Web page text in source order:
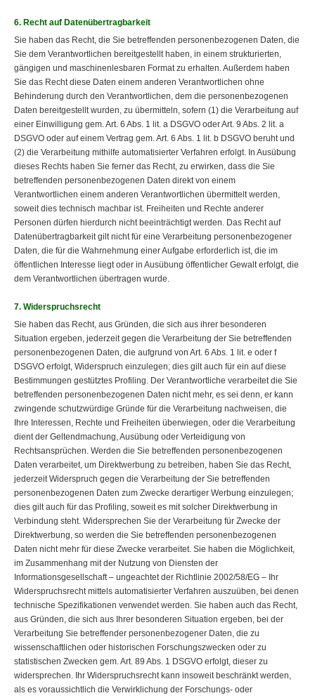
6. Recht auf Datenübertragbarkeit
Sie haben das Recht, die Sie betreffenden personenbezogenen Daten, die
Sie dem Verantwortlichen bereitgestellt haben, in einem strukturierten,
gängigen und maschinenlesbaren Format zu erhalten. Außerdem haben
Sie das Recht diese Daten einem anderen Verantwortlichen ohne
Behinderung durch den Verantwortlichen, dem die personenbezogenen
Daten bereitgestellt wurden, zu übermitteln, sofern (1) die Verarbeitung auf
einer Einwilligung gem. Art. 6 Abs. 1 lit. a DSGVO oder Art. 9 Abs. 2 lit. a
DSGVO oder auf einem Vertrag gem. Art. 6 Abs. 1 lit. b DSGVO beruht und
(2) die Verarbeitung mithilfe automatisierter Verfahren erfolgt. In Ausübung
dieses Rechts haben Sie ferner das Recht, zu erwirken, dass die Sie
betreffenden personenbezogenen Daten direkt von einem
Verantwortlichen einem anderen Verantwortlichen übermittelt werden,
soweit dies technisch machbar ist. Freiheiten und Rechte anderer
Personen dürfen hierdurch nicht beeinträchtigt werden. Das Recht auf
Datenübertragbarkeit gilt nicht für eine Verarbeitung personenbezogener
Daten, die für die Wahrnehmung einer Aufgabe erforderlich ist, die im
öffentlichen Interesse liegt oder in Ausübung öffentlicher Gewalt erfolgt, die
dem Verantwortlichen übertragen wurde.
7. Widerspruchsrecht
Sie haben das Recht, aus Gründen, die sich aus ihrer besonderen
Situation ergeben, jederzeit gegen die Verarbeitung der Sie betreffenden
personenbezogenen Daten, die aufgrund von Art. 6 Abs. 1 lit. e oder f
DSGVO erfolgt, Widerspruch einzulegen; dies gilt auch für ein auf diese
Bestimmungen gestütztes Profiling. Der Verantwortliche verarbeitet die Sie
betreffenden personenbezogenen Daten nicht mehr, es sei denn, er kann
zwingende schutzwürdige Gründe für die Verarbeitung nachweisen, die
Ihre Interessen, Rechte und Freiheiten überwiegen, oder die Verarbeitung
dient der Geltendmachung, Ausübung oder Verteidigung von
Rechtsansprüchen. Werden die Sie betreffenden personenbezogenen
Daten verarbeitet, um Direktwerbung zu betreiben, haben Sie das Recht,
jederzeit Widerspruch gegen die Verarbeitung der Sie betreffenden
personenbezogenen Daten zum Zwecke derartiger Werbung einzulegen;
dies gilt auch für das Profiling, soweit es mit solcher Direktwerbung in
Verbindung steht. Widersprechen Sie der Verarbeitung für Zwecke der
Direktwerbung, so werden die Sie betreffenden personenbezogenen
Daten nicht mehr für diese Zwecke verarbeitet. Sie haben die Möglichkeit,
im Zusammenhang mit der Nutzung von Diensten der
Informationsgesellschaft – ungeachtet der Richtlinie 2002/58/EG – Ihr
Widerspruchsrecht mittels automatisierter Verfahren auszuüben, bei denen
technische Spezifikationen verwendet werden. Sie haben auch das Recht,
aus Gründen, die sich aus Ihrer besonderen Situation ergeben, bei der
Verarbeitung Sie betreffender personenbezogener Daten, die zu
wissenschaftlichen oder historischen Forschungszwecken oder zu
statistischen Zwecken gem. Art. 89 Abs. 1 DSGVO erfolgt, dieser zu
widersprechen. Ihr Widerspruchsrecht kann insoweit beschränkt werden,
als es voraussichtlich die Verwirklichung der Forschungs- oder